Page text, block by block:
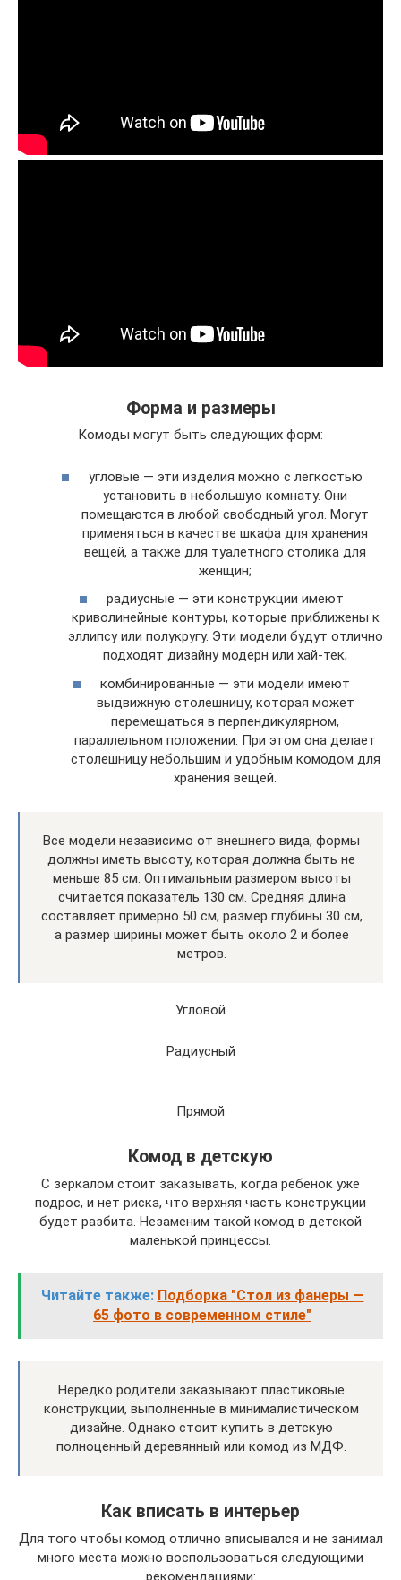
Форма и размеры
Комоды могут быть следующих форм:
угловые — эти изделия можно с легкостью
установить в небольшую комнату. Они
помещаются в любой свободный угол. Могут
применяться в качестве шкафа для хранения
вещей, а также для туалетного столика для
женщин;
радиусные — эти конструкции имеют
криволинейные контуры, которые приближены к
эллипсу или полукругу. Эти модели будут отлично
подходят дизайну модерн или хай-тек;
комбинированные — эти модели имеют
выдвижную столешницу, которая может
перемещаться в перпендикулярном,
параллельном положении. При этом она делает
столешницу небольшим и удобным комодом для
хранения вещей.
Все модели независимо от внешнего вида, формы
должны иметь высоту, которая должна быть не
меньше 85 см. Оптимальным размером высоты
считается показатель 130 см. Средняя длина
составляет примерно 50 см, размер глубины 30 см,
а размер ширины может быть около 2 и более
метров.
Угловой
Радиусный
Прямой
Комод в детскую
С зеркалом стоит заказывать, когда ребенок уже
подрос, и нет риска, что верхняя часть конструкции
будет разбита. Незаменим такой комод в детской
маленькой принцессы.
Читайте также: Подборка "Стол из фанеры —
65 фото в современном стиле"
Нередко родители заказывают пластиковые
конструкции, выполненные в минималистическом
дизайне. Однако стоит купить в детскую
полноценный деревянный или комод из МДФ.
Как вписать в интерьер
Для того чтобы комод отлично вписывался и не занимал
много места можно воспользоваться следующими
рекомендациями: